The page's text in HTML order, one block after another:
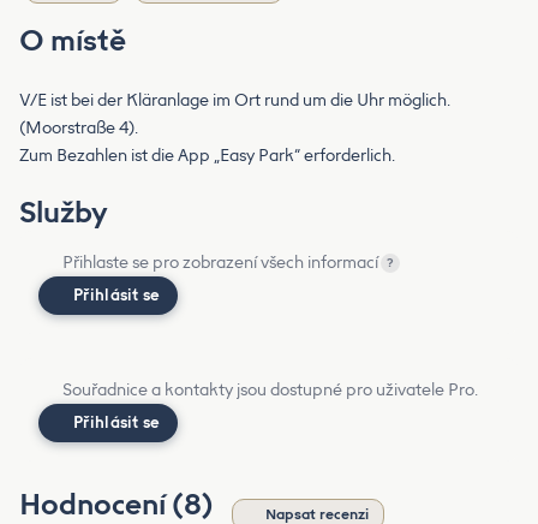
O místě
V/E ist bei der Kläranlage im Ort rund um die Uhr möglich.
(Moorstraße 4).
Zum Bezahlen ist die App „Easy Park“ erforderlich.
Služby
Přihlaste se pro zobrazení všech informací ?
Přihlásit se
Souřadnice a kontakty jsou dostupné pro uživatele Pro.
Přihlásit se
Hodnocení (8) Napsat recenzi